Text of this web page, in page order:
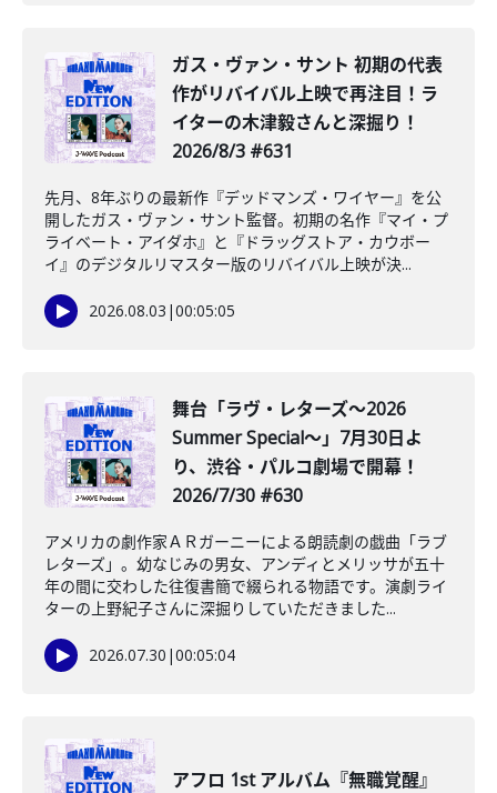
ガス・ヴァン・サント 初期の代表
作がリバイバル上映で再注目！ラ
イターの木津毅さんと深掘り！
2026/8/3 #631
先月、8年ぶりの最新作『デッドマンズ・ワイヤー』を公
開したガス・ヴァン・サント監督。初期の名作『マイ・プ
ライベート・アイダホ』と『ドラッグストア・カウボー
イ』のデジタルリマスター版のリバイバル上映が決...
2026.08.03 |00:05:05
舞台「ラヴ・レターズ～2026
Summer Special～」7月30日よ
り、渋谷・パルコ劇場で開幕！
2026/7/30 #630
アメリカの劇作家ＡＲガーニーによる朗読劇の戯曲「ラブ
レターズ」。幼なじみの男女、アンディとメリッサが五十
年の間に交わした往復書簡で綴られる物語です。演劇ライ
ターの上野紀子さんに深掘りしていただきました...
2026.07.30 |00:05:04
アフロ 1st アルバム『無職覚醒』